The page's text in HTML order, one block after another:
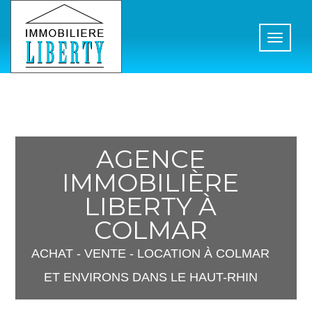
Toggle
AGENCE
IMMOBILIÈRE
LIBERTY À
COLMAR
ACHAT - VENTE - LOCATION À COLMAR
ET ENVIRONS DANS LE HAUT-RHIN